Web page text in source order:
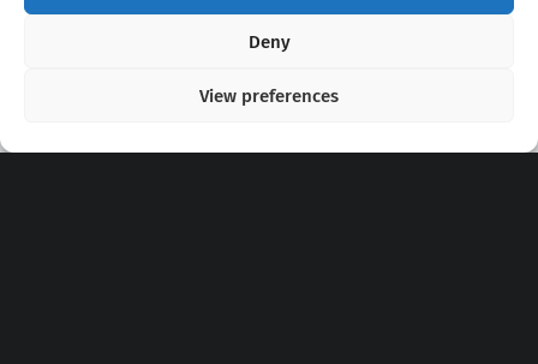
Deny
View preferences